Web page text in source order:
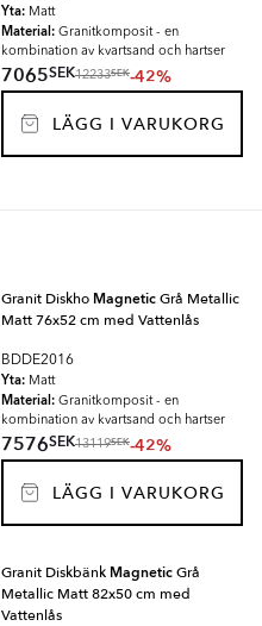
Yta: Matt
Material: Granitkomposit - en
kombination av kvartsand och hartser
7065SEK12233SEK-42%
LÄGG I VARUKORG
Granit Diskho MagneticGrå Metallic
Matt 76x52 cm med Vattenlås
BDDE2016
Yta: Matt
Material: Granitkomposit - en
kombination av kvartsand och hartser
7576SEK13119SEK-42%
LÄGG I VARUKORG
Granit Diskbänk MagneticGrå
Metallic Matt 82x50 cm med
Vattenlås